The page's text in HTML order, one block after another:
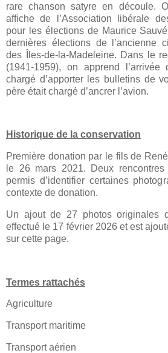
rare chanson satyre en découle.
affiche de l’Association libérale
pour les élections de Maurice
dernières élections de l’ancienne
des Îles-de-la-Madeleine. Dans le
(1941-1959), on apprend l’arrivée
chargé d’apporter les bulletins de
père était chargé d’ancrer l’avion.
Historique de la conservation
Première donation par le fils de
le 26 mars 2021. Deux
permis d’identifier certaines
contexte de donation.
Un ajout de 27 photos originales
effectué le 17 février 2026 et est
sur cette page.
Termes rattachés
Agriculture
Transport maritime
Transport aérien